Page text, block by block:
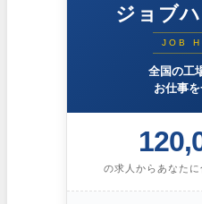
ジョブ
JOB
全国の工
お仕事
の求人からあなた